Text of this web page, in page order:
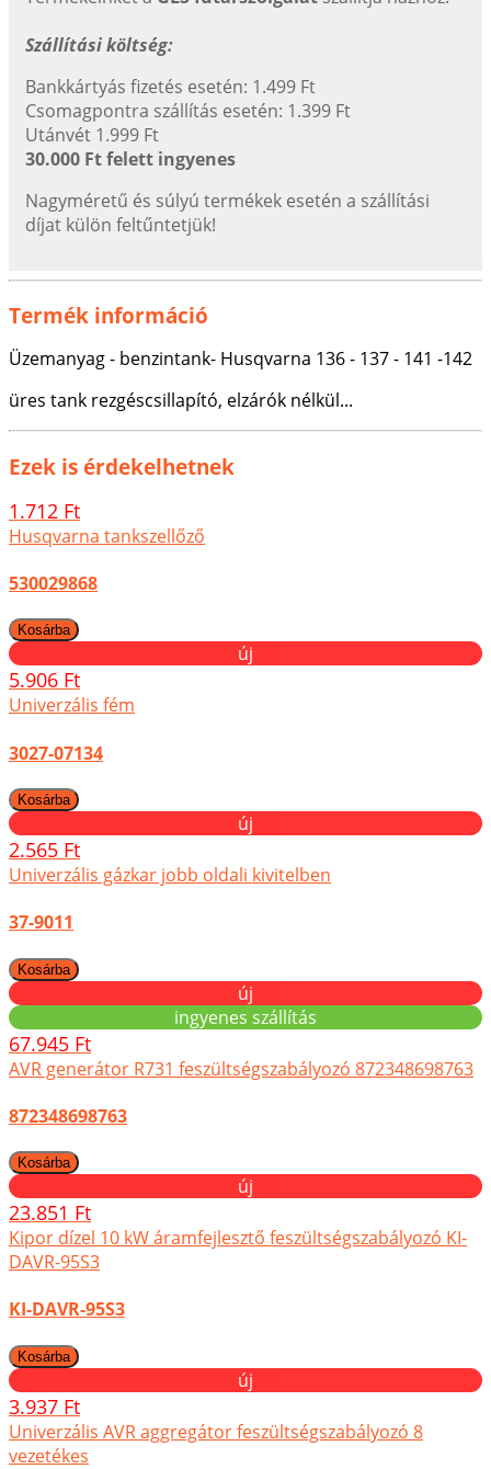
Szállítási költség:
Bankkártyás fizetés esetén: 1.499 Ft
Csomagpontra szállítás esetén: 1.399 Ft
Utánvét 1.999 Ft
30.000 Ft felett ingyenes
Nagyméretű és súlyú termékek esetén a szállítási
díjat külön feltűntetjük!
Termék információ
Üzemanyag - benzintank- Husqvarna 136 - 137 - 141 -142
üres tank rezgéscsillapító, elzárók nélkül...
Ezek is érdekelhetnek
1.712 Ft
Husqvarna tankszellőző
530029868
új
5.906 Ft
Univerzális fém
3027-07134
új
2.565 Ft
Univerzális gázkar jobb oldali kivitelben
37-9011
új
ingyenes szállítás
67.945 Ft
AVR generátor R731 feszültségszabályozó 872348698763
872348698763
új
23.851 Ft
Kipor dízel 10 kW áramfejlesztő feszültségszabályozó KI-
DAVR-95S3
KI-DAVR-95S3
új
3.937 Ft
Univerzális AVR aggregátor feszültségszabályozó 8
vezetékes